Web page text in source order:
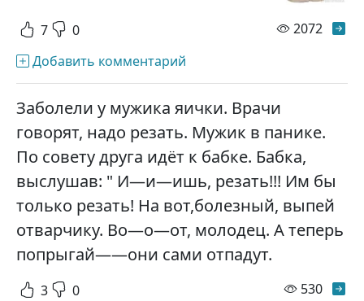
7 0 2072
Добавить комментарий
Заболели у мужика яички. Врачи
говорят, надо резать. Мужик в панике.
По совету друга идёт к бабке. Бабка,
выслушав: " И—и—ишь, резать!!! Им бы
только резать! На вот,болезный, выпей
отварчику. Во—о—от, молодец. А теперь
попрыгай——они сами отпадут.
3 0 530